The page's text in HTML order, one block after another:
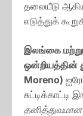
தலையீடு
எடுத்துக்
இலங்கை
ஒன்றியத்தின்
Moreno)
சுட்டிக்காட்டி